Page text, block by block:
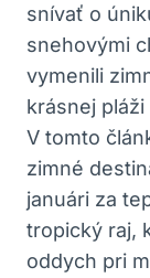
snívať o
snehovými
vymenili
krásnej
V tomto
zimné
januári za
tropický raj,
oddych pri